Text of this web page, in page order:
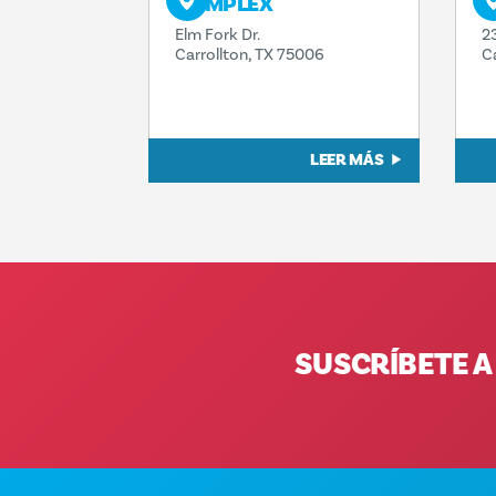
Elm Fork Dr.
Carrollton, TX 75006
LEER MÁS
SUSCRÍBETE